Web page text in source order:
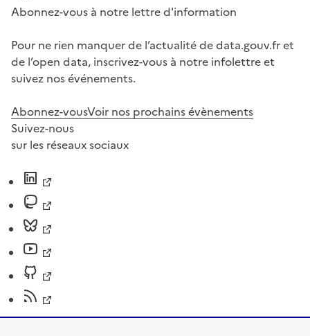
Abonnez-vous à notre lettre d'information
Pour ne rien manquer de l’actualité de data.gouv.fr et
de l’open data, inscrivez-vous à notre infolettre et
suivez nos événements.
Abonnez-vousVoir nos prochains évènements
Suivez-nous
sur les réseaux sociaux